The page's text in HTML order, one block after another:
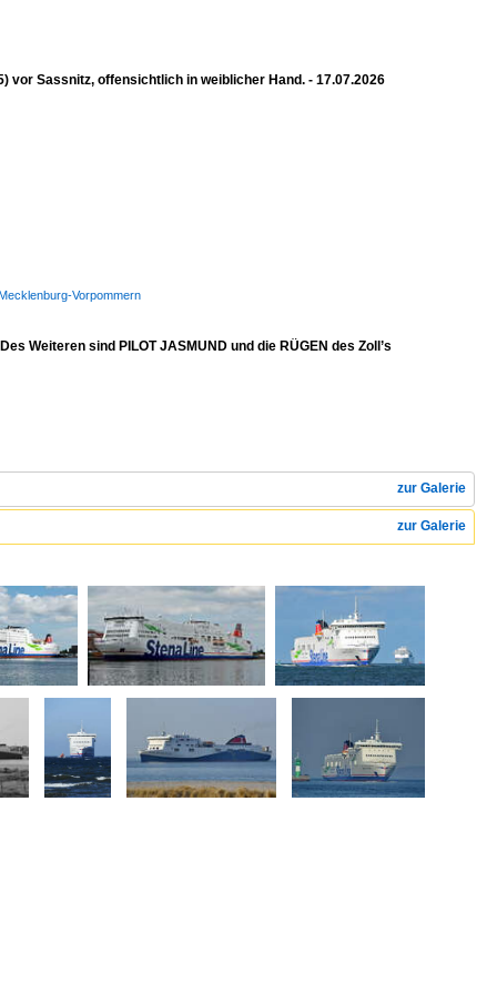
vor Sassnitz, offensichtlich in weiblicher Hand. - 17.07.2026
Vorpommern
Weiteren sind PILOT JASMUND und die RÜGEN des Zoll’s
zur Galerie
zur Galerie